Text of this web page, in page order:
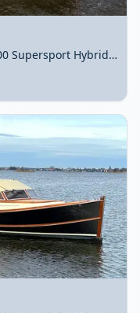
Brandaris Barkas 1100 Supersport Hybrid 2025 – emissieloos varen